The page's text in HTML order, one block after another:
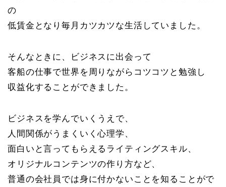
の
低賃金となり毎月カツカツな生活していました。
そんなときに、ビジネスに出会って
客船の仕事で世界を周りながらコツコツと勉強し
収益化することができました。
ビジネスを学んでいくうえで、
人間関係がうまくいく心理学、
面白いと言ってもらえるライティングスキル、
オリジナルコンテンツの作り方など、
普通の会社員では身に付かないことを知ることがで